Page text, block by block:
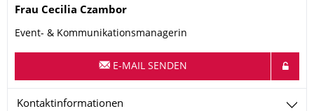
Name
Frau Cecilia Czambor
Event- & Kommunikationsmanagerin
E-MAIL SENDEN
Kontaktinformationen